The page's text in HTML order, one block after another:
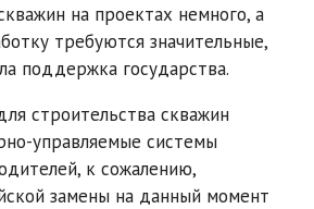
на проектах немного, а
требуются значительные,
поддержка государства.
строительства скважин
управляемые системы
к сожалению,
замены на данный момент